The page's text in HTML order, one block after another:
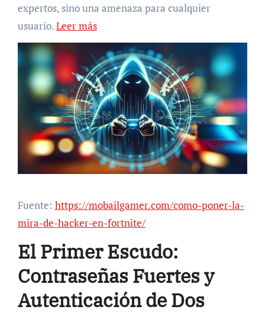
expertos, sino una amenaza para cualquier
usuario.Leer más
Fuente: https://mobailgamer.com/como-poner-la-
mira-de-hacker-en-fortnite/
El Primer Escudo:
Contraseñas Fuertes y
Autenticación de Dos